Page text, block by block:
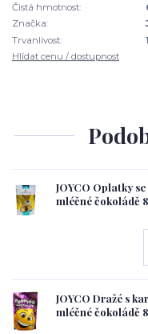
Čistá hmotnost:
Značka:
Trvanlivost:
Hlídat cenu / dostupnost
JOYCO Oplatky
mléčné čokoládě
JOYCO Dražé s
mléčné čokoládě